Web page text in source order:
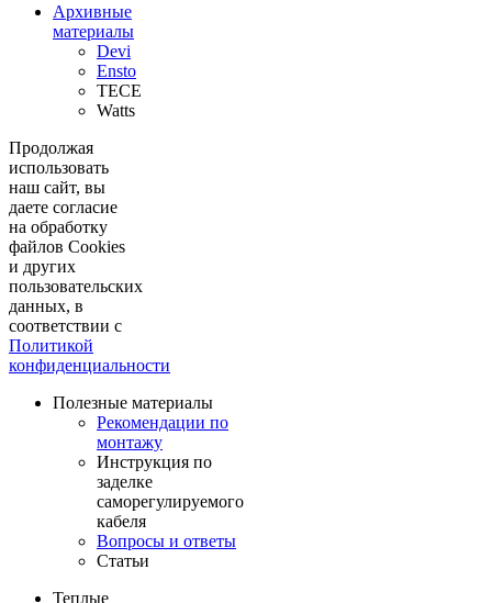
Архивные
материалы
Devi
Ensto
TECE
Watts
Продолжая
использовать
наш сайт, вы
даете согласие
на обработку
файлов Cookies
и других
пользовательских
данных, в
соответствии с
Политикой
конфиденциальности
Полезные материалы
Рекомендации по
монтажу
Инструкция по
заделке
саморегулируемого
кабеля
Вопросы и ответы
Статьи
Теплые